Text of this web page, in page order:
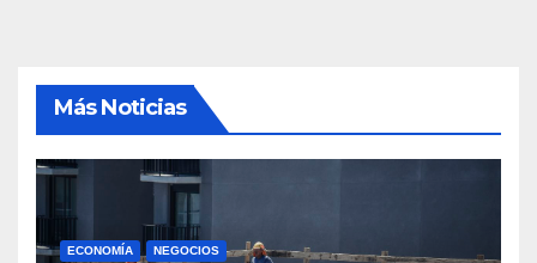
Más Noticias
ECONOMÍA NEGOCIOS